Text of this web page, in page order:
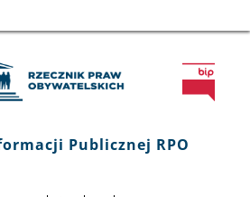
Publicznej RPO